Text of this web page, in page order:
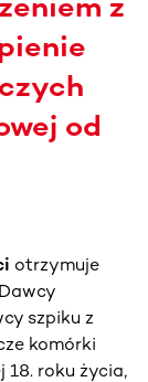
od
otrzymuje
szpiku z
komórki
18. roku życia,